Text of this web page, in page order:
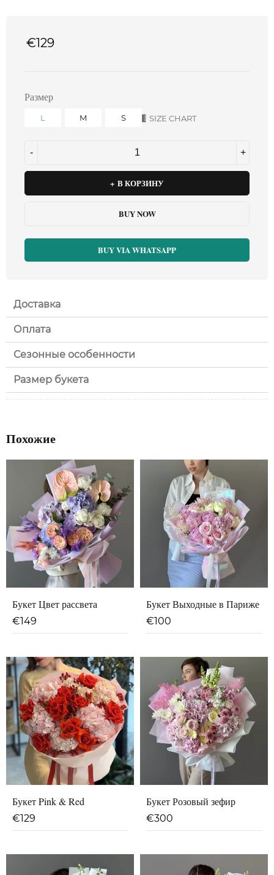
Доставка
Оплата
Сезонные особенности
Размер букета
€129
Размер
L M S SIZE CHART
В КОРЗИНУ
BUY NOW
BUY VIA WHATSAPP
Похожие
Букет Цвет рассвета
€149
Букет Выходные в Париже
€100
Букет Pink & Red
€129
Букет Розовый зефир
€300